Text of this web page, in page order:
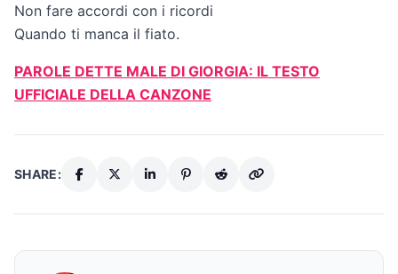
Non fare accordi con i ricordi
Quando ti manca il fiato.
PAROLE DETTE MALE DI GIORGIA: IL TESTO
UFFICIALE DELLA CANZONE
SHARE: